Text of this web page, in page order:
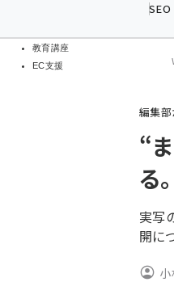
教育講座
EC支援
SEO
ン
く
ず
編集部
“
る
実写
開に